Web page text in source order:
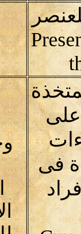
على
فى